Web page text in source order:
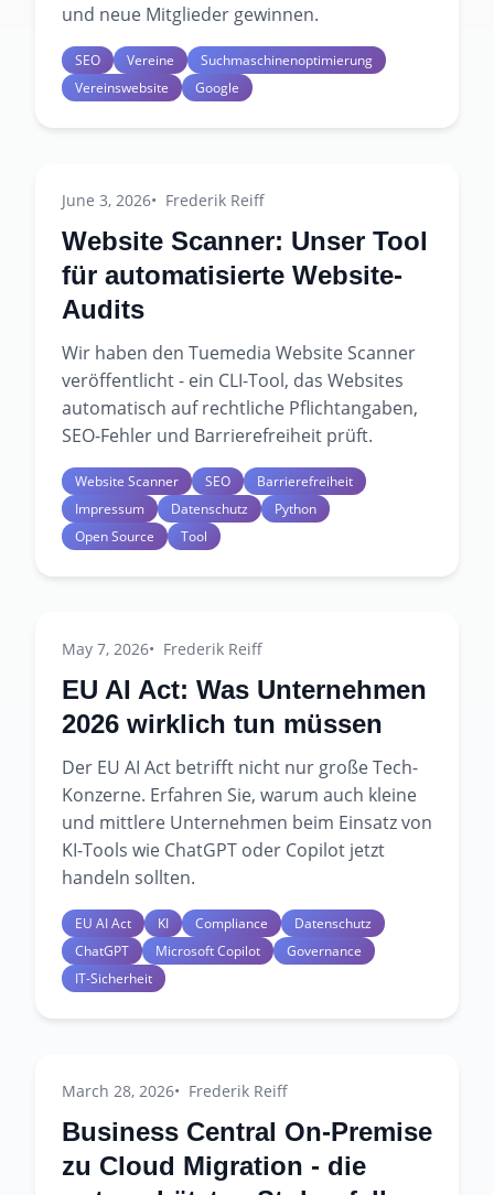
und neue Mitglieder gewinnen.
SEO Vereine
Suchmaschinenoptimierung
Vereinswebsite
Google
June 3, 2026 Frederik Reiff
Website Scanner: Unser Tool
für automatisierte Website-
Audits
Wir haben den Tuemedia Website Scanner
veröffentlicht - ein CLI-Tool, das Websites
automatisch auf rechtliche Pflichtangaben,
SEO-Fehler und Barrierefreiheit prüft.
Website Scanner SEO
Barrierefreiheit
Impressum
Datenschutz
Python
Open Source
Tool
May 7, 2026 Frederik Reiff
EU AI Act: Was Unternehmen
2026 wirklich tun müssen
Der EU AI Act betrifft nicht nur große Tech-
Konzerne. Erfahren Sie, warum auch kleine
und mittlere Unternehmen beim Einsatz von
KI-Tools wie ChatGPT oder Copilot jetzt
handeln sollten.
EU AI Act KI Compliance
Datenschutz
ChatGPT
Microsoft Copilot
Governance
IT-Sicherheit
March 28, 2026 Frederik Reiff
Business Central On-Premise
zu Cloud Migration - die